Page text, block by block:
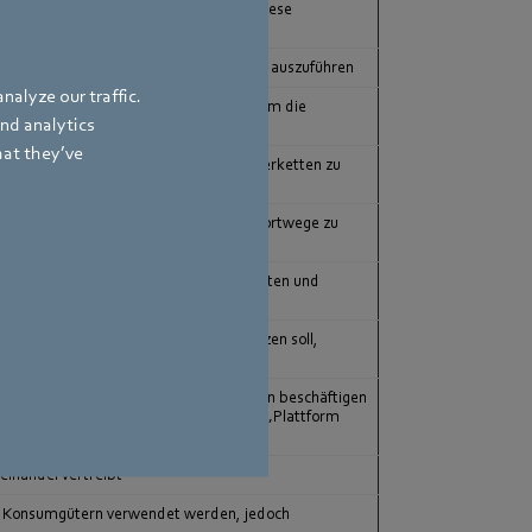
our traffic.
analytics
they’ve
auf ein Minimum zu reduzieren, um diese
zu halten
logisches Denken, Lernen und Planen auszuführen
Bausteine verwendet werden, um die
in ihren globalen Lieferketten zu
und konsumiert werden, um Transportwege zu
werden darauf trainiert, aus Daten und
der Computer in die Lage versetzen soll,
Themen der digitalen Transformation beschäftigen
entstanden aus der Initiative „Plattform
vertreibt
verwendet werden, jedoch